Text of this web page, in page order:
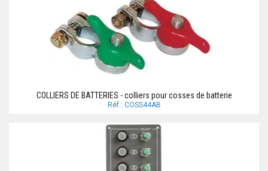
COLLIERS DE BATTERIES - colliers pour cosses de batterie
Réf.: COSS44AB